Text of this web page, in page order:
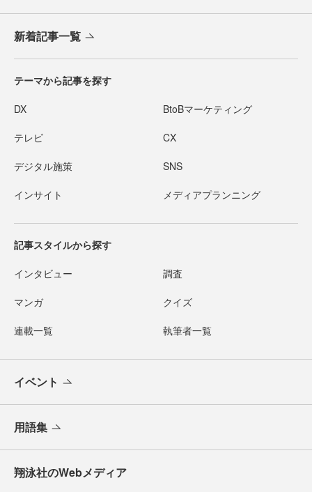
新着記事一覧
テーマから記事を探す
DX BtoBマーケティング
テレビ CX
デジタル施策 SNS
インサイト メディアプランニング
記事スタイルから探す
インタビュー 調査
マンガ クイズ
連載一覧 執筆者一覧
イベント
用語集
翔泳社のWebメディア